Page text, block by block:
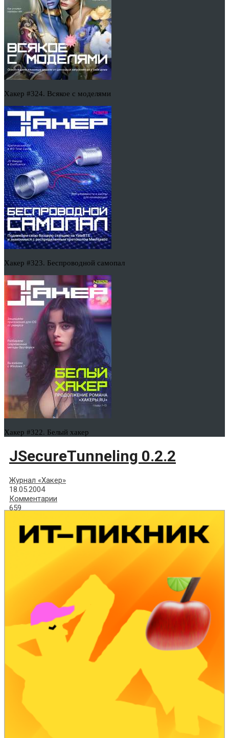
Хакер #324. Всякое с моделями
Хакер #323. Беспроводной самопал
Хакер #322. Белый хакер
JSecureTunneling 0.2.2
Журнал «Хакер»
18.05.2004
Комментарии
659